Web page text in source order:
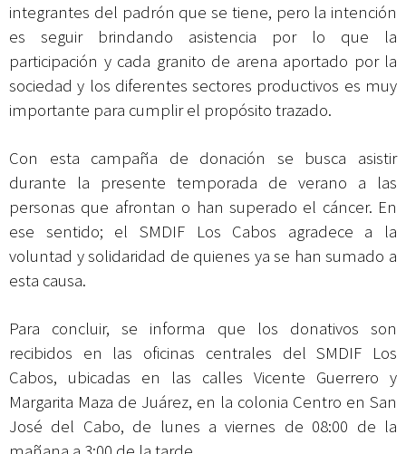
integrantes del padrón que se tiene, pero la intención
es seguir brindando asistencia por lo que la
participación y cada granito de arena aportado por la
sociedad y los diferentes sectores productivos es muy
importante para cumplir el propósito trazado.
Con esta campaña de donación se busca asistir
durante la presente temporada de verano a las
personas que afrontan o han superado el cáncer. En
ese sentido; el SMDIF Los Cabos agradece a la
voluntad y solidaridad de quienes ya se han sumado a
esta causa.
Para concluir, se informa que los donativos son
recibidos en las oficinas centrales del SMDIF Los
Cabos, ubicadas en las calles Vicente Guerrero y
Margarita Maza de Juárez, en la colonia Centro en San
José del Cabo, de lunes a viernes de 08:00 de la